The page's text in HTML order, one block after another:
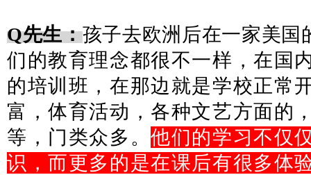
Q先生：孩子去欧洲后在一家美国
们的教育理念都很不一样，在国
的培训班，在那边就是学校正常
富，体育活动，各种文艺方面的
等，门类众多。他们的学习不仅
识，而更多的是在课后有很多体